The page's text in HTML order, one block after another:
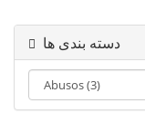
دسته بندی ها